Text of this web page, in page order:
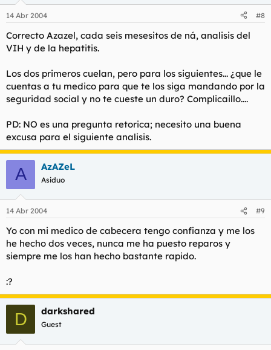
14 Abr 2004 #8
Correcto Azazel, cada seis mesesitos de ná, analisis del
VIH y de la hepatitis.
Los dos primeros cuelan, pero para los siguientes... ¿que le
cuentas a tu medico para que te los siga mandando por la
seguridad social y no te cueste un duro? Complicaillo....
PD: NO es una pregunta retorica; necesito una buena
excusa para el siguiente analisis.
A AzAZeL
Asiduo
14 Abr 2004 #9
Yo con mi medico de cabecera tengo confianza y me los
he hecho dos veces, nunca me ha puesto reparos y
siempre me los han hecho bastante rapido.
:?
D darkshared
Guest